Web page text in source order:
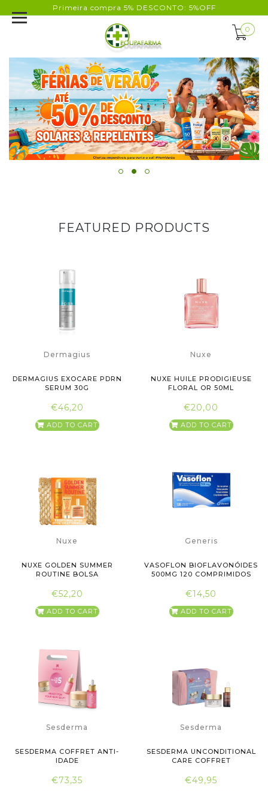
Primeira compra 5% DESCONTO: 5%OFF
0
FEATURED PRODUCTS
Dermagius
DERMAGIUS EXOCARE PDRN
SERUM 30G
€46,20
ADD TO CART
Nuxe
NUXE HUILE PRODIGIEUSE
FLORAL OR 50ML
€20,00
ADD TO CART
Nuxe
NUXE GOLDEN SUMMER
ROUTINE BOLSA
€52,20
ADD TO CART
Generis
VASOFLON BIOFLAVONÓIDES
500MG 120 COMPRIMIDOS
€14,50
ADD TO CART
Sesderma
SESDERMA COFFRET ANTI-
IDADE
€73,35
Sesderma
SESDERMA UNCONDITIONAL
CARE COFFRET
€49,95